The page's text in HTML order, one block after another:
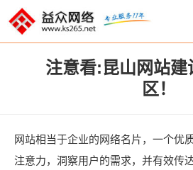
注意看:昆山网站建
区！
网站相当于企业的网络名片，一个优
注意力，洞察用户的需求，并有效传